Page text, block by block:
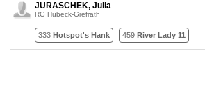
JURASCHEK, Julia
RG Hübeck-Grefrath
333 Hotspot's Hank 459 River Lady 11